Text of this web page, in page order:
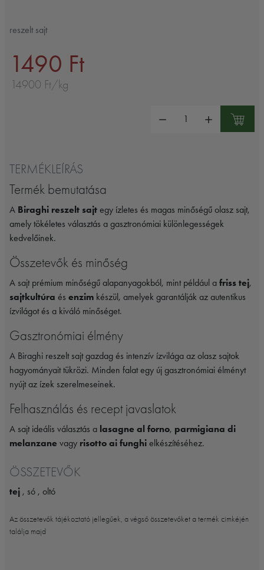
reszelt sajt
1490 Ft
14900 Ft/kg
TERMÉKLEÍRÁS
Termék bemutatása
A Biraghi reszelt sajt egy ízletes és magas minőségű olasz sajt,
amely tökéletes választás a gasztronómiai különlegességek
kedvelőinek.
Összetevők és minőség
A sajt prémium minőségű alapanyagokból, mint például a friss tej,
sajtkultúra és enzim készül, amelyek garantálják az autentikus
ízvilágot és a kiváló minőséget.
Gasztronómiai élmény
A Biraghi reszelt sajt gazdag és intenzív ízvilága az olasz sajtok
hagyományait tükrözi. Minden falat egy új gasztronómiai élményt
nyújt az ízek szerelmeseinek.
Felhasználás és recept javaslatok
A sajt ideális választás a lasagne al forno, parmigiana di
melanzane vagy risotto ai funghi elkészítéséhez.
ÖSSZETEVŐK
tej , só , oltó
Az összetevők tájékoztató jellegűek, a végső összetevőket a termék cimkéjén
találja majd